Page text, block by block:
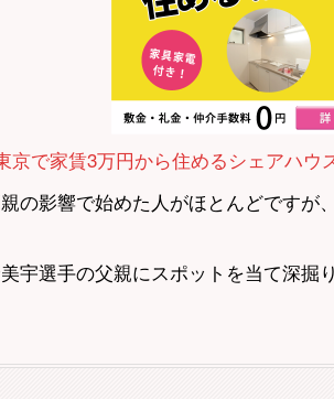
京で家賃3万円から住めるシェアハウ
の影響で始めた人がほとんどですが
宇選手の父親にスポットを当て深掘